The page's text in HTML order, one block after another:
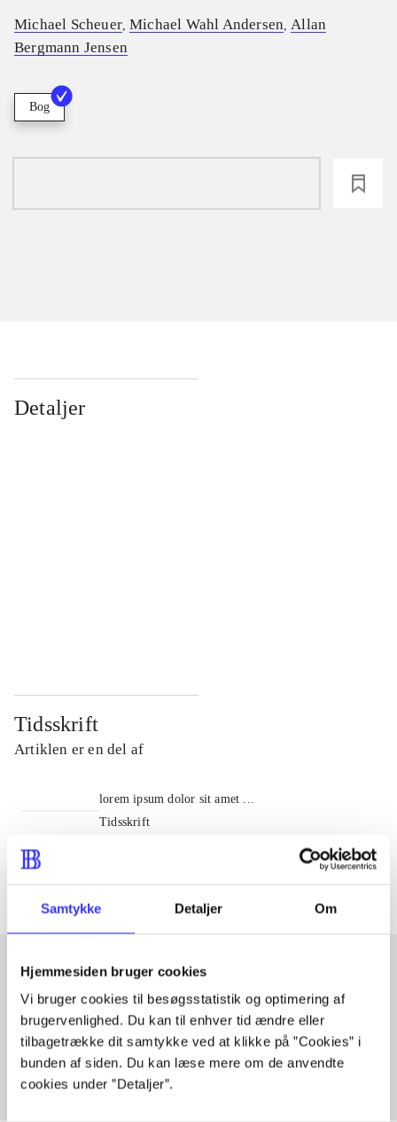
Samtykke Detaljer Om
Hjemmesiden bruger cookies
Vi bruger cookies til besøgsstatistik og optimering af
brugervenlighed. Du kan til enhver tid ændre eller
tilbagetrække dit samtykke ved at klikke på ”Cookies” i
bunden af siden. Du kan læse mere om de anvendte
cookies under ”Detaljer”.
Michael Scheuer, Michael Wahl Andersen,Allan
Bergmann Jensen
Bog
Detaljer
Tidsskrift
Artiklen er en del af
lorem ipsum dolor sit amet ...
Tidsskrift
Artiklerne i
Artikler med samme emner
Fra